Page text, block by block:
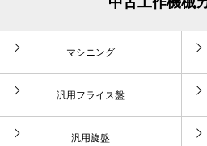
マシニング
汎用フライス盤
汎用旋盤